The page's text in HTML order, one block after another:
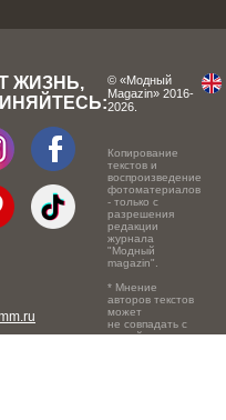
ЖИЗНЬ,
© «Модный
Magazin» 2016-
2026.
Копирование
текстов и
воспроизведение
фотоматериалов
- только с
разрешения
редакции
журнала
"Модный
magazin".
* Мнение
авторов текстов
может
не совпадать с
точкой зрения